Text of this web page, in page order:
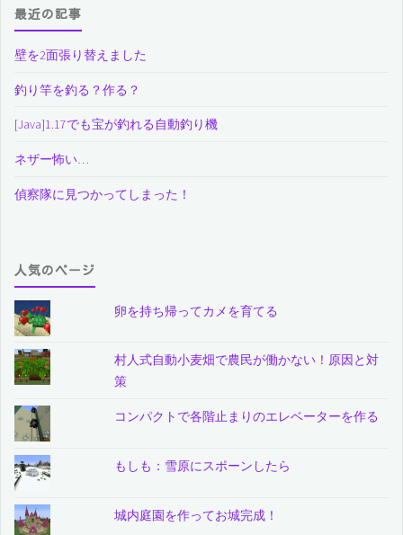
最近の記事
壁を2面張り替えました
釣り竿を釣る？作る？
[Java]1.17でも宝が釣れる自動釣り機
ネザー怖い…
偵察隊に見つかってしまった！
人気のページ
卵を持ち帰ってカメを育てる
村人式自動小麦畑で農民が働かない！原因と対
策
コンパクトで各階止まりのエレベーターを作る
もしも：雪原にスポーンしたら
城内庭園を作ってお城完成！